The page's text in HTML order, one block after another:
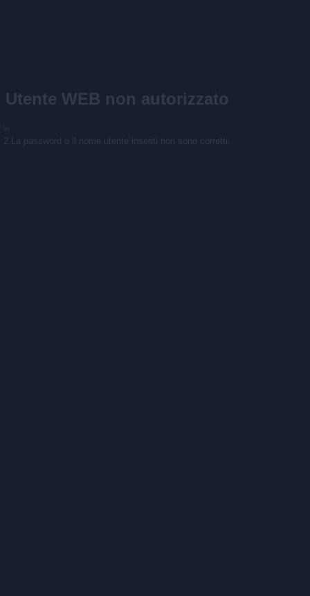
Utente WEB non autorizzato
\n
2.La password o il nome utente inseriti non sono corretti.